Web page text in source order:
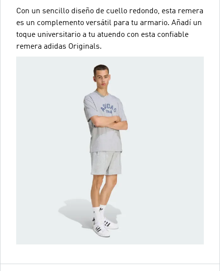
Con un sencillo diseño de cuello redondo, esta remera
es un complemento versátil para tu armario. Añadí un
toque universitario a tu atuendo con esta confiable
remera adidas Originals.